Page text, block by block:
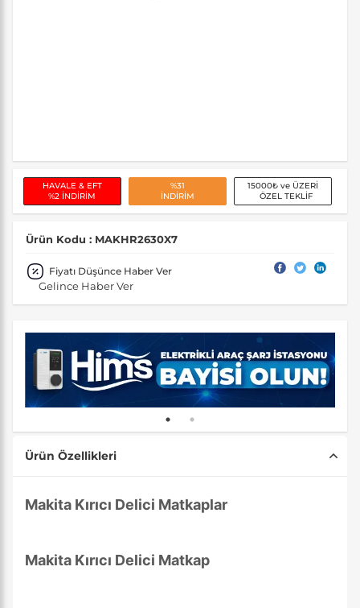
HAVALE & EFT
%2 İNDİRİM
%31
İNDİRİM
15000₺ ve ÜZERİ
ÖZEL TEKLİF
Ürün Kodu : MAKHR2630X7
Fiyatı Düşünce Haber Ver
Gelince Haber Ver
Ürün Özellikleri
Makita Kırıcı Delici Matkaplar
Makita Kırıcı Delici Matkap